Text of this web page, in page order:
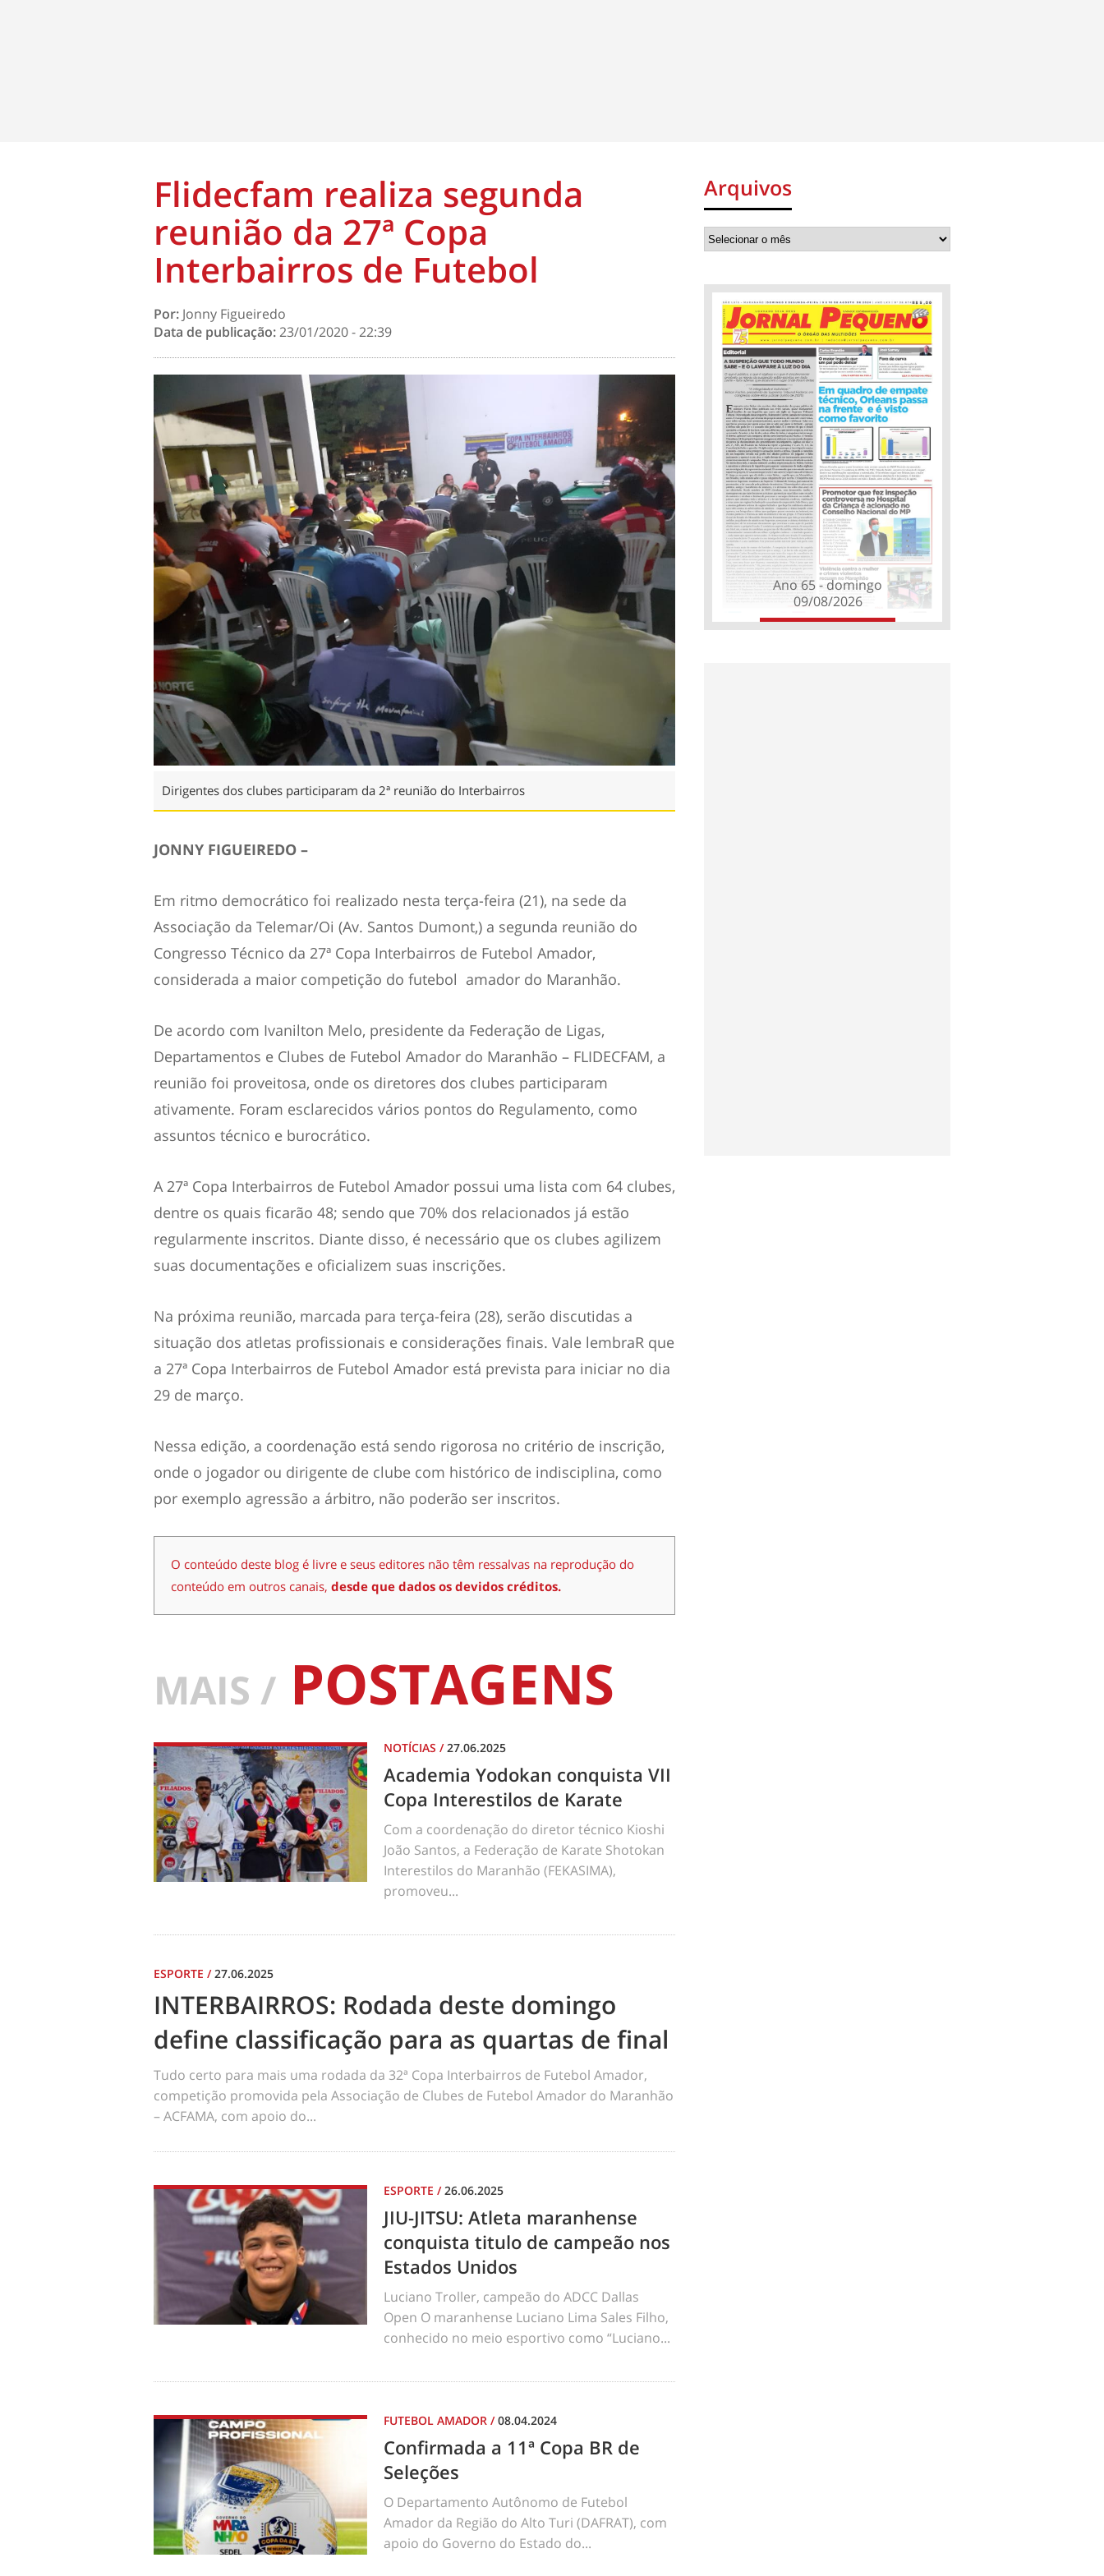
Flidecfam realiza segunda
reunião da 27ª Copa
Interbairros de Futebol
Por: Jonny Figueiredo
Data de publicação:23/01/2020 - 22:39
Dirigentes dos clubes participaram da 2ª reunião do Interbairros
JONNY FIGUEIREDO –
Em ritmo democrático foi realizado nesta terça-feira (21), na sede da
Associação da Telemar/Oi (Av. Santos Dumont,) a segunda reunião do
Congresso Técnico da 27ª Copa Interbairros de Futebol Amador,
considerada a maior competição do futebol amador do Maranhão.
De acordo com Ivanilton Melo, presidente da Federação de Ligas,
Departamentos e Clubes de Futebol Amador do Maranhão – FLIDECFAM, a
reunião foi proveitosa, onde os diretores dos clubes participaram
ativamente. Foram esclarecidos vários pontos do Regulamento, como
assuntos técnico e burocrático.
A 27ª Copa Interbairros de Futebol Amador possui uma lista com 64 clubes,
dentre os quais ficarão 48; sendo que 70% dos relacionados já estão
regularmente inscritos. Diante disso, é necessário que os clubes agilizem
suas documentações e oficializem suas inscrições.
Na próxima reunião, marcada para terça-feira (28), serão discutidas a
situação dos atletas profissionais e considerações finais. Vale lembraR que
a 27ª Copa Interbairros de Futebol Amador está prevista para iniciar no dia
29 de março.
Nessa edição, a coordenação está sendo rigorosa no critério de inscrição,
onde o jogador ou dirigente de clube com histórico de indisciplina, como
por exemplo agressão a árbitro, não poderão ser inscritos.
O conteúdo deste blog é livre e seus editores não têm ressalvas na reprodução do
conteúdo em outros canais, desde que dados os devidos créditos.
MAIS / POSTAGENS
NOTÍCIAS /27.06.2025
Academia Yodokan conquista VII
Copa Interestilos de Karate
Com a coordenação do diretor técnico Kioshi
João Santos, a Federação de Karate Shotokan
Interestilos do Maranhão (FEKASIMA),
promoveu...
ESPORTE /27.06.2025
INTERBAIRROS: Rodada deste domingo
define classificação para as quartas de final
Tudo certo para mais uma rodada da 32ª Copa Interbairros de Futebol Amador,
competição promovida pela Associação de Clubes de Futebol Amador do Maranhão
– ACFAMA, com apoio do...
ESPORTE /26.06.2025
JIU-JITSU: Atleta maranhense
conquista titulo de campeão nos
Estados Unidos
Luciano Troller, campeão do ADCC Dallas
Open O maranhense Luciano Lima Sales Filho,
conhecido no meio esportivo como “Luciano...
FUTEBOL AMADOR /08.04.2024
Confirmada a 11ª Copa BR de
Seleções
O Departamento Autônomo de Futebol
Amador da Região do Alto Turi (DAFRAT), com
apoio do Governo do Estado do...
Arquivos
Ano 65 - domingo
09/08/2026